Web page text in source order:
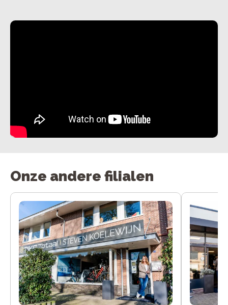
Onze andere filialen